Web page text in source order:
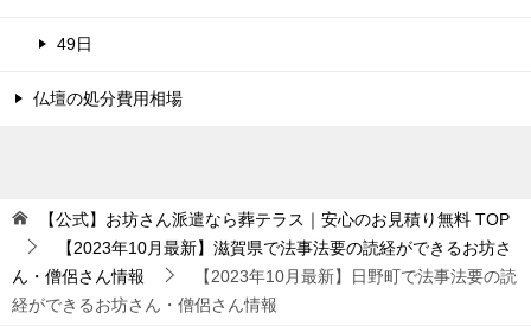
49日
仏壇の処分費用相場
【公式】お坊さん派遣なら葬テラス｜安心のお見積り無料 TOP
【2023年10月最新】滋賀県で法事法要の読経ができるお坊さ
ん・僧侶さん情報
【2023年10月最新】日野町で法事法要の読
経ができるお坊さん・僧侶さん情報